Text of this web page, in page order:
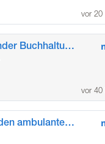
vor 20
Kaufmännischer Mitarbeitender Buchhaltung (m/w/d)
vor 40
Pflegefachkraft (m/w/d) für den ambulanten Pflegedienst Wiesent